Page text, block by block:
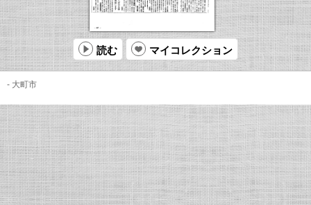
読む マイコレクション
- 大町市